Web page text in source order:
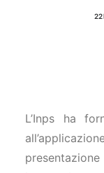
22
L’Inps ha